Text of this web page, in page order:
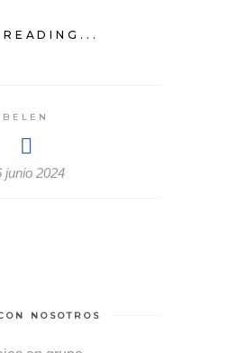
READING...
BELEN
junio 2024
NOSOTROS